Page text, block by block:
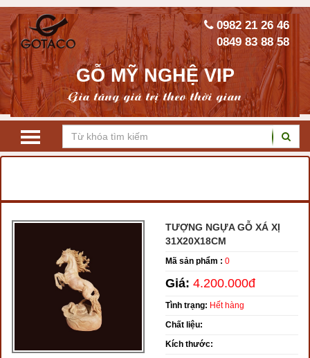
GỖ MỸ NGHỆ VIP
Gia tăng giá trị theo thời gian
0982 21 26 46
0849 83 88 58
TƯỢNG NGỰA GỖ XÁ XỊ
31X20X18CM
Mã sản phẩm : 0
Giá: 4.200.000đ
Tình trạng: Hết hàng
Chất liệu:
Kích thước: